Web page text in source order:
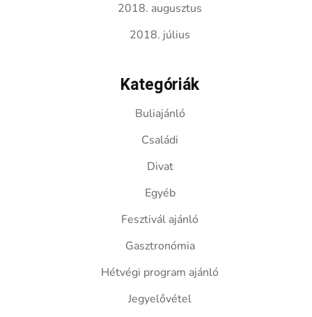
2018. augusztus
2018. július
Kategóriák
Buliajánló
Családi
Divat
Egyéb
Fesztivál ajánló
Gasztronómia
Hétvégi program ajánló
Jegyelővétel